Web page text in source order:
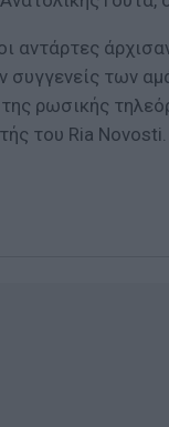
αντάρτες
συγγενείς των
της ρωσικής
του Ria